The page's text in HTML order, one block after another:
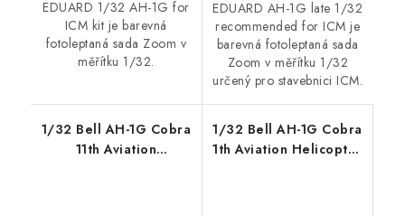
EDUARD 1/32 AH-1G for
ICM kit je barevná
fotoleptaná sada Zoom v
měřítku 1/32.
EDUARD AH-1G late 1/32
recommended for ICM je
barevná fotoleptaná sada
Zoom v měřítku 1/32
určený pro stavebnici ICM.
1/32 Bell AH-1G Cobra
11th Aviation
1/32 Bell AH-1G Cobra
1th Aviation Helicopter